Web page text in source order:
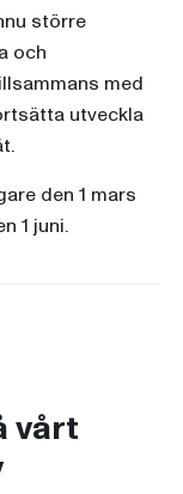
större
och
med
utveckla
den 1 mars
1 juni.
vårt